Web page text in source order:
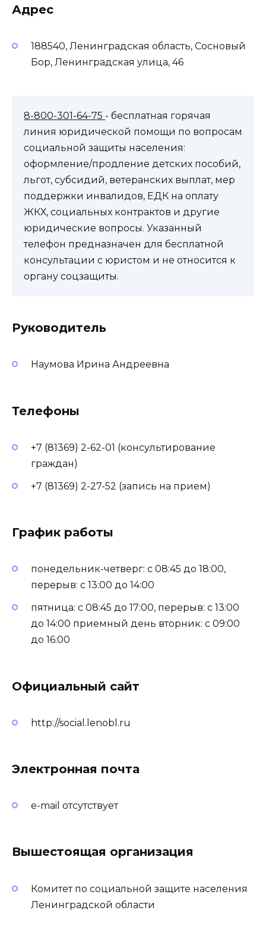
Адрес
188540, Ленинградская область, Сосновый
Бор, Ленинградская улица, 46
8-800-301-64-75 - бесплатная горячая
линия юридической помощи по вопросам
социальной защиты населения:
оформление/продление детских пособий,
льгот, субсидий, ветеранских выплат, мер
поддержки инвалидов, ЕДК на оплату
ЖКХ, социальных контрактов и другие
юридические вопросы. Указанный
телефон предназначен для бесплатной
консультации с юристом и не относится к
органу соцзащиты.
Руководитель
Наумова Ирина Андреевна
Телефоны
+7 (81369) 2-62-01 (консультирование
граждан)
+7 (81369) 2-27-52 (запись на прием)
График работы
понедельник-четверг: с 08:45 до 18:00,
перерыв: с 13:00 до 14:00
пятница: с 08:45 до 17:00, перерыв: с 13:00
до 14:00 приемный день вторник: с 09:00
до 16:00
Официальный сайт
http://social.lenobl.ru
Электронная почта
e-mail отсутствует
Вышестоящая организация
Комитет по социальной защите населения
Ленинградской области